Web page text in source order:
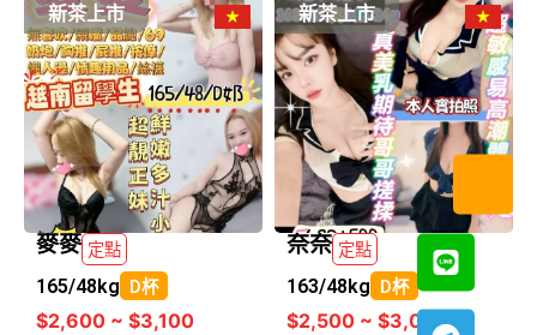
新茶上市
麥麥 定點
165/48kg D杯
$2,600 ~ $3,100
新茶上市
奈奈 定點
163/48kg D杯
$2,500 ~ $3,000